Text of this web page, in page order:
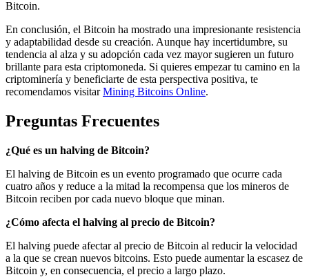
Bitcoin.
En conclusión, el Bitcoin ha mostrado una impresionante resistencia
y adaptabilidad desde su creación. Aunque hay incertidumbre, su
tendencia al alza y su adopción cada vez mayor sugieren un futuro
brillante para esta criptomoneda. Si quieres empezar tu camino en la
criptominería y beneficiarte de esta perspectiva positiva, te
recomendamos visitarMining Bitcoins Online.
Preguntas Frecuentes
¿Qué es un halving de Bitcoin?
El halving de Bitcoin es un evento programado que ocurre cada
cuatro años y reduce a la mitad la recompensa que los mineros de
Bitcoin reciben por cada nuevo bloque que minan.
¿Cómo afecta el halving al precio de Bitcoin?
El halving puede afectar al precio de Bitcoin al reducir la velocidad
a la que se crean nuevos bitcoins. Esto puede aumentar la escasez de
Bitcoin y, en consecuencia, el precio a largo plazo.